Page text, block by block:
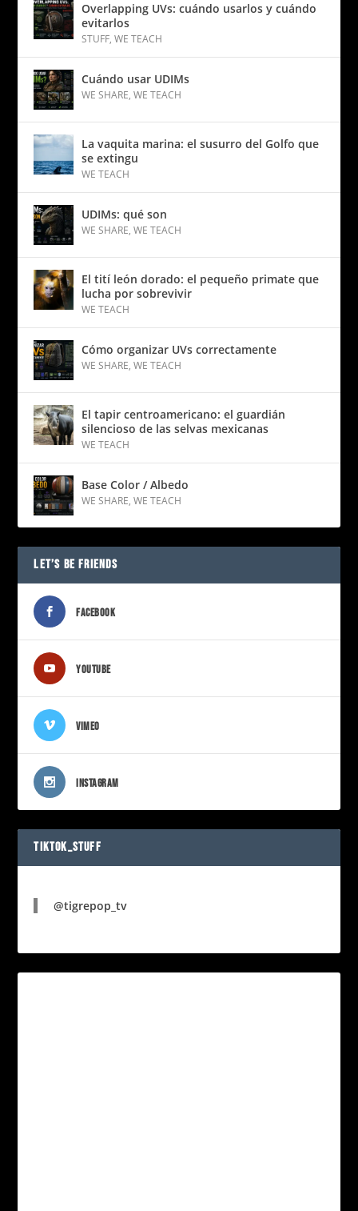
Overlapping UVs: cuándo usarlos y cuándo
evitarlos
STUFF,WE TEACH
Cuándo usar UDIMs
WE SHARE,WE TEACH
La vaquita marina: el susurro del Golfo que
se extingu
WE TEACH
UDIMs: qué son
WE SHARE,WE TEACH
El tití león dorado: el pequeño primate que
lucha por sobrevivir
WE TEACH
Cómo organizar UVs correctamente
WE SHARE,WE TEACH
El tapir centroamericano: el guardián
silencioso de las selvas mexicanas
WE TEACH
Base Color / Albedo
WE SHARE,WE TEACH
LET’S BE FRIENDS
FACEBOOK
YOUTUBE
VIMEO
INSTAGRAM
TIKTOK_STUFF
@tigrepop_tv